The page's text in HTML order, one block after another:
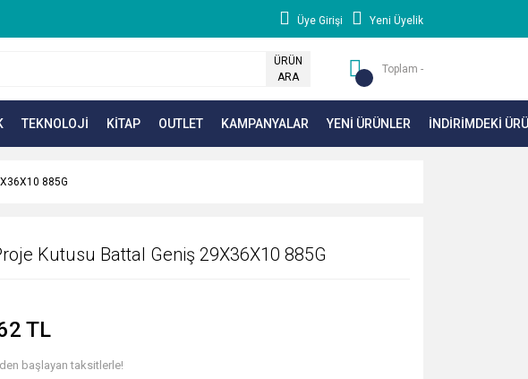
Üye Girişi Yeni Üyelik
ÜRÜN
ARA
Toplam -
TEKNOLOJİ KİTAP OUTLET KAMPANYALAR YENİ ÜRÜNLER İNDİRİMDEKİ
885G
Kutusu Battal Geniş 29X36X10 885G
TL
den başlayan taksitlerle!